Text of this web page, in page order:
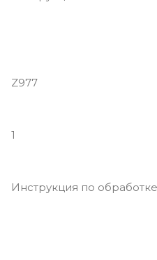
Z977
1
Инструкция по обработке